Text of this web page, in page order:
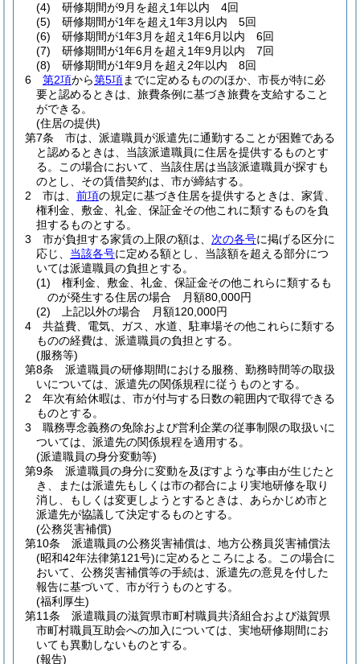
(4)
研修期間が9月を超え1年以内 4回
(5)
研修期間が1年を超え1年3月以内 5回
(6)
研修期間が1年3月を超え1年6月以内 6回
(7)
研修期間が1年6月を超え1年9月以内 7回
(8)
研修期間が1年9月を超え2年以内 8回
6
第2項から第5項までに定めるもののほか、市長が特に必
要と認めるときは、旅費条例に基づき旅費を支給すること
ができる。
(住居の提供)
第7条
市は、派遣職員が派遣先に通勤することが困難である
と認めるときは、当該派遣職員に住居を提供するものとす
る。
この場合において、当該住居は当該派遣職員が探すも
のとし、その賃借契約は、市が締結する。
2
市は、 前項の規定に基づき住居を提供するときは、家賃、
権利金、敷金、礼金、保証金その他これに類するものを負
担するものとする。
3
市が負担する家賃の上限の額は、 次の各号に掲げる区分に
応じ、 当該各号に定める額とし、当該額を超える部分につ
いては派遣職員の負担とする。
(1)
権利金、敷金、礼金、保証金その他これらに類するも
のが発生する住居の場合 月額80,000円
(2)
上記以外の場合 月額120,000円
4
共益費、電気、ガス、水道、駐車場その他これらに類する
ものの経費は、派遣職員の負担とする。
(服務等)
第8条
派遣職員の研修期間における服務、勤務時間等の取扱
いについては、派遣先の関係規程に従うものとする。
2
年次有給休暇は、市が付与する日数の範囲内で取得できる
ものとする。
3
職務専念義務の免除および営利企業の従事制限の取扱いに
ついては、派遣先の関係規程を適用する。
(派遣職員の身分変動等)
第9条
派遣職員の身分に変動を及ぼすような事由が生じたと
き、または派遣先もしくは市の都合により実地研修を取り
消し、もしくは変更しようとするときは、あらかじめ市と
派遣先が協議して決定するものとする。
(公務災害補償)
第10条
派遣職員の公務災害補償は、地方公務員災害補償法
(昭和42年法律第121号)に定めるところによる。
この場合に
おいて、公務災害補償等の手続は、派遣先の意見を付した
報告に基づいて、市が行うものとする。
(福利厚生)
第11条
派遣職員の滋賀県市町村職員共済組合および滋賀県
市町村職員互助会への加入については、実地研修期間にお
いても異動しないものとする。
(報告)